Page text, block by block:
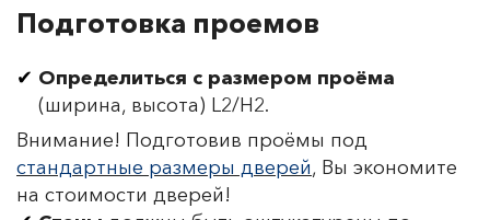
Подготовка проемов
Определиться с размером проёма
(ширина, высота) L2/H2.
Внимание! Подготовив проёмы под
стандартные размеры дверей, Вы экономите
на стоимости дверей!